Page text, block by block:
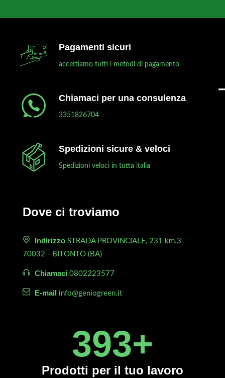
Pagamenti sicuri
accettiamo tutti i metodi di pagamento
Chiamaci per una consulenza
3351826704
Spedizioni sicure & veloci
Spedizioni veloci in tutta italia
Dove ci troviamo
Indirizzo STRADA PROVINCIALE, 231 km.3
70032 - BITONTO (BA)
Chiamaci 0802223577
E-mail info@geniogreen.it
450+
Prodotti per il tuo lavoro